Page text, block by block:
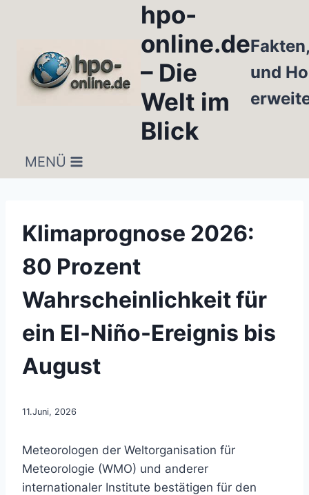
hpo-
online.de
– Die
Welt im
Blick
und
MENÜ
Klimaprognose 2026:
80 Prozent
Wahrscheinlichkeit für
ein El-Niño-Ereignis bis
August
11.Juni, 2026
Meteorologen der Weltorganisation für
Meteorologie (WMO) und anderer
internationaler Institute bestätigen für den